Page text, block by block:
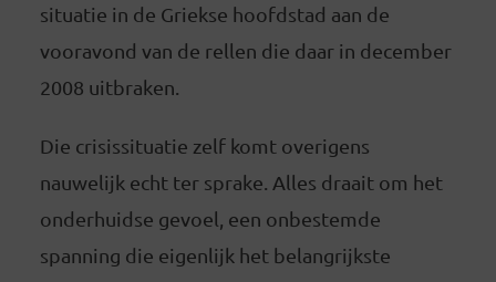
situatie in de Griekse hoofdstad aan de
vooravond van de rellen die daar in december
2008 uitbraken.
Die crisissituatie zelf komt overigens
nauwelijk echt ter sprake. Alles draait om het
onderhuidse gevoel, een onbestemde
spanning die eigenlijk het belangrijkste